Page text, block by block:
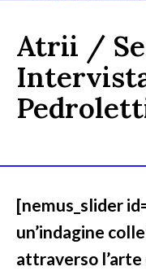
Atrii /
[nemus_slider
un’indagine
attraverso